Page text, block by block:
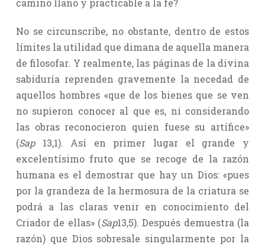
camino llano y practicable a la fe?
No se circunscribe, no obstante, dentro de estos
límites la utilidad que dimana de aquella manera
de filosofar. Y realmente, las páginas de la divina
sabiduría reprenden gravemente la necedad de
aquellos hombres «que de los bienes que se ven
no supieron conocer al que es, ni considerando
las obras reconocieron quien fuese su artífice»
(Sap13,1). Así en primer lugar el grande y
excelentísimo fruto que se recoge de la razón
humana es el demostrar que hay un Dios: «pues
por la grandeza de la hermosura de la criatura se
podrá a las claras venir en conocimiento del
Criador de ellas» (Sap13,5). Después demuestra (la
razón) que Dios sobresale singularmente por la